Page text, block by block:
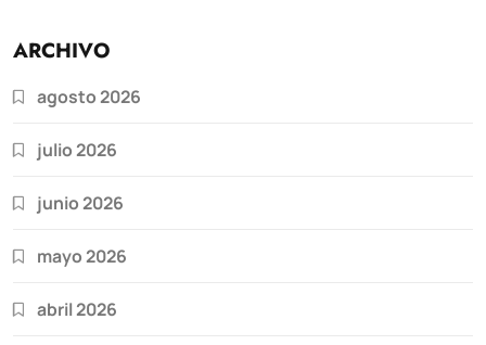
ARCHIVO
agosto 2026
julio 2026
junio 2026
mayo 2026
abril 2026